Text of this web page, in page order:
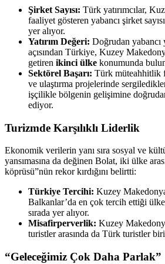
Şirket Sayısı: Türk yatırımcılar,
faaliyet gösteren yabancı şirket
yer alıyor.
Yatırım Değeri: Doğrudan yabancı
açısından Türkiye, Kuzey
getiren ikinci ülke konumunda
Sektörel Başarı: Türk müteahhitlik
ve ulaştırma projelerinde
işçilikle bölgenin gelişimine
ediyor.
Turizmde Karşılıklı Liderlik
Ekonomik verilerin yanı sıra sosyal ve
yansımasına da değinen Bolat, iki ülke
köprüsü”nün rekor kırdığını belirtti:
Türkiye Tercihi: Kuzey
Balkanlar’da en çok tercih ettiği
sırada yer alıyor.
Misafirperverlik: Kuzey
turistler arasında da Türk turistler
“Geleceğimiz Çok Daha Parlak”